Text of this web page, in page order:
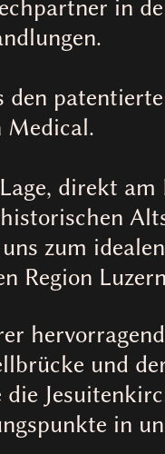
in
Medical.
direkt am
zum
Region
und
in